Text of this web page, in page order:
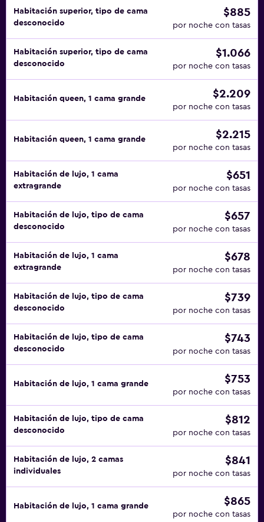
Habitación superior, tipo de cama
desconocido
$885
por noche con tasas
Habitación superior, tipo de cama
desconocido
$1.066
por noche con tasas
Habitación queen, 1 cama grande $2.209
por noche con tasas
Habitación queen, 1 cama grande $2.215
por noche con tasas
Habitación de lujo, 1 cama
extragrande
$651
por noche con tasas
Habitación de lujo, tipo de cama
desconocido
$657
por noche con tasas
Habitación de lujo, 1 cama
extragrande
$678
por noche con tasas
Habitación de lujo, tipo de cama
desconocido
$739
por noche con tasas
Habitación de lujo, tipo de cama
desconocido
$743
por noche con tasas
Habitación de lujo, 1 cama grande $753
por noche con tasas
Habitación de lujo, tipo de cama
desconocido
$812
por noche con tasas
Habitación de lujo, 2 camas
individuales
$841
por noche con tasas
Habitación de lujo, 1 cama grande $865
por noche con tasas